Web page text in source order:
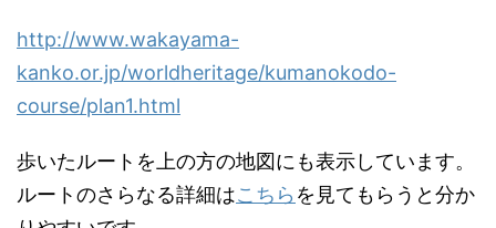
http://www.wakayama-
kanko.or.jp/worldheritage/kumanokodo-
course/plan1.html
歩いたルートを上の方の地図にも表示しています。
ルートのさらなる詳細はこちら を見てもらうと分か